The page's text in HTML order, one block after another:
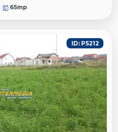
65mp
ID: P5212